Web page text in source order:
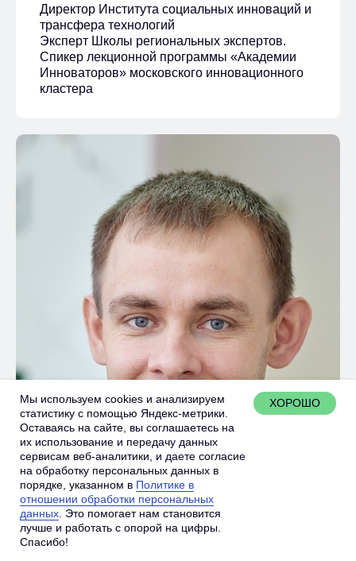
Директор Института социальных инноваций и
трансфера технологий
Эксперт Школы региональных экспертов.
Спикер лекционной программы «Академии
Инноваторов» московского инновационного
кластера
Юрий Калашников
Мы используем cookies и анализируем
статистику с помощью Яндекс-метрики.
Оставаясь на сайте, вы соглашаетесь на
их использование и передачу данных
сервисам веб-аналитики, и даете согласие
на обработку персональных данных в
порядке, указанном в Политике в
отношении обработки персональных
данных . Это помогает нам становится
лучше и работать с опорой на цифры.
Спасибо!
ХОРОШО